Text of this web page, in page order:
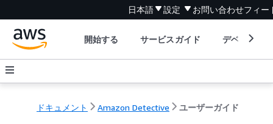
日本語 設定 お問い合わせフィー
開始する サービスガイド デベロッパ
ドキュメント Amazon Detective ユーザーガイド